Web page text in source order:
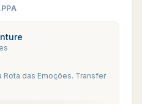
das Emoções. Transfer